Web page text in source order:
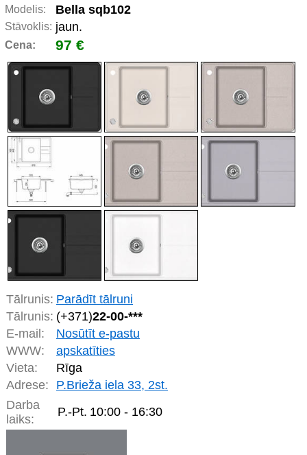
Modelis: Bella sqb102
Stāvoklis: jaun.
Cena: 97 €
Tālrunis: Parādīt tālruni
Tālrunis: (+371)22-00-***
E-mail:
Nosūtīt e-pastu
WWW:
apskatīties
Vieta:
Rīga
Adrese:
P.Brieža iela 33, 2st.
Darba
laiks:
P.-Pt. 10:00 - 16:30